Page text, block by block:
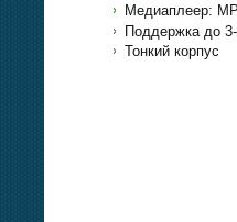
Медиаплеер:
Поддержка до
Тонкий корпус